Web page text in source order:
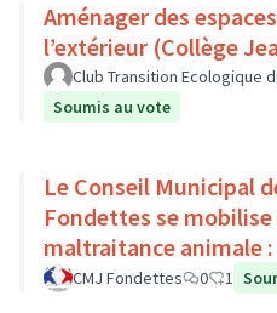
Aménager des
l’extérieur
Club Transition Ecologique
Soumis au vote
Le Conseil Municipal
Fondettes se
maltraitance animale
de Luynes !
CMJ Fondettes 0 1